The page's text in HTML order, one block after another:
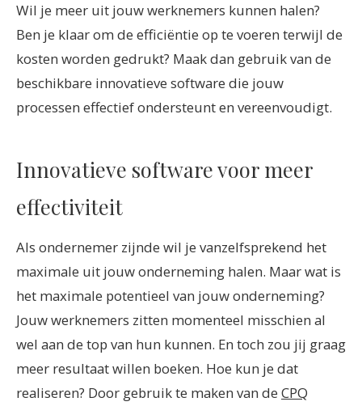
Wil je meer uit jouw werknemers kunnen halen?
Ben je klaar om de efficiëntie op te voeren terwijl de
kosten worden gedrukt? Maak dan gebruik van de
beschikbare innovatieve software die jouw
processen effectief ondersteunt en vereenvoudigt.
Innovatieve software voor meer
effectiviteit
Als ondernemer zijnde wil je vanzelfsprekend het
maximale uit jouw onderneming halen. Maar wat is
het maximale potentieel van jouw onderneming?
Jouw werknemers zitten momenteel misschien al
wel aan de top van hun kunnen. En toch zou jij graag
meer resultaat willen boeken. Hoe kun je dat
realiseren? Door gebruik te maken van de CPQ